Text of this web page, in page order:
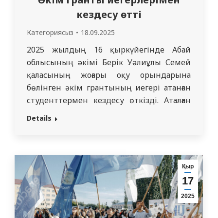
кездесу өтті
Категориясыз 18.09.2025
2025 жылдың 16 қыркүйегінде Абай
облысының әкімі Берік Уәлиұлы Семей
қаласының жоғары оқу орындарына
бөлінген әкім грантының иегері атанған
студенттермен кездесу өткізді. Аталған
кездесуге КеАҚ «Семей медицина
білдірді. Кездесу барысында облыс әкімі
жастардың білім алуына мемлекет
тарапынан көрсетіліп жатқан қолдаулар
жайында айтып, білімді,…
Details
Қыр
17
2025